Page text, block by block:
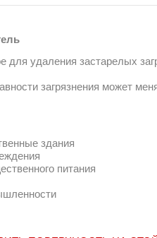
для удаления застарелых
загрязнения может
здания
питания